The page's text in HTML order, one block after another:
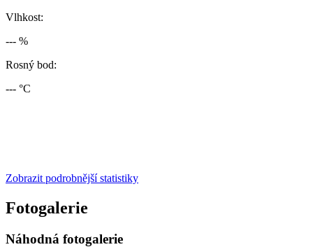
Vlhkost:
--- %
Rosný bod:
--- °C
Zobrazit podrobnější statistiky
Fotogalerie
Náhodná fotogalerie